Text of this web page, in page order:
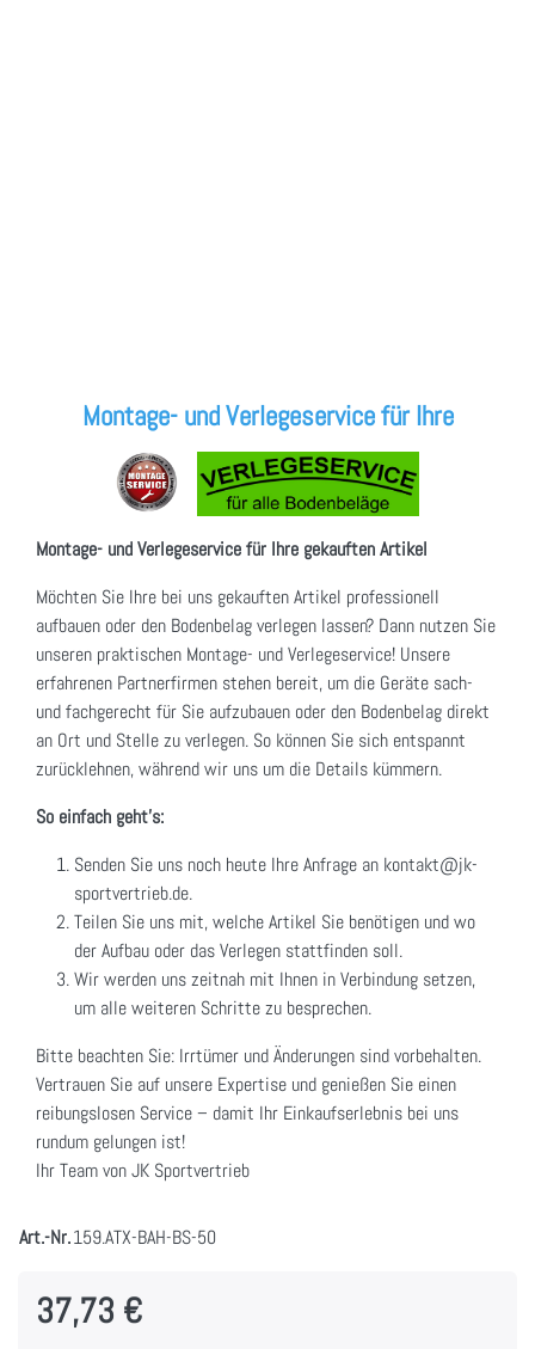
Montage- und Verlegeservice für Ihre
Montage- und Verlegeservice für Ihre gekauften Artikel
Möchten Sie Ihre bei uns gekauften Artikel professionell
aufbauen oder den Bodenbelag verlegen lassen? Dann nutzen Sie
unseren praktischen Montage- und Verlegeservice! Unsere
erfahrenen Partnerfirmen stehen bereit, um die Geräte sach-
und fachgerecht für Sie aufzubauen oder den Bodenbelag direkt
an Ort und Stelle zu verlegen. So können Sie sich entspannt
zurücklehnen, während wir uns um die Details kümmern.
So einfach geht's:
Senden Sie uns noch heute Ihre Anfrage an kontakt@jk-
sportvertrieb.de.
Teilen Sie uns mit, welche Artikel Sie benötigen und wo
der Aufbau oder das Verlegen stattfinden soll.
Wir werden uns zeitnah mit Ihnen in Verbindung setzen,
um alle weiteren Schritte zu besprechen.
Bitte beachten Sie: Irrtümer und Änderungen sind vorbehalten.
Vertrauen Sie auf unsere Expertise und genießen Sie einen
reibungslosen Service – damit Ihr Einkaufserlebnis bei uns
rundum gelungen ist!
Ihr Team von JK Sportvertrieb
Art.-Nr.159.ATX-BAH-BS-50
37,73 €